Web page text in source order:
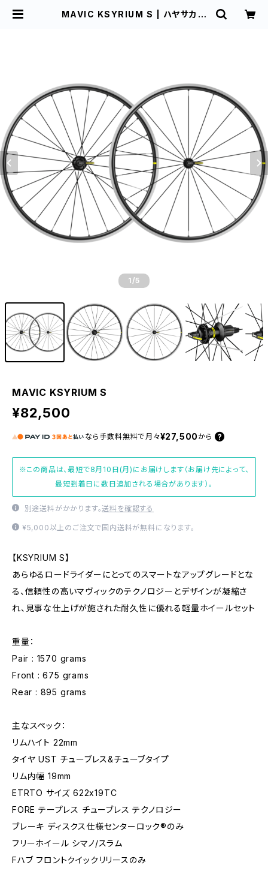
MAVIC KSYRIUM S | ハヤサカサ
1 /5
MAVIC KSYRIUM S
¥82,500
なら 手数料無料で 月々¥27,500 から
※この商品は、最短で8月10日(月)にお届けします（お届け先によって、
最短到着日に数日追加される場合があります）。
別途送料がかかります。送料を確認する
¥5,000以上のご注文で国内送料が無料になります。
【KSYRIUM S】
あらゆるロードライダーにとってのスマートなアップグレードとな
る、信頼性の高いマヴィックのテクノロジーとデザインが凝縮さ
れ、見事な仕上げが施された耐久性に優れる軽量ホイールセット
重量：
Pair : 1570 grams
Front : 675 grams
Rear : 895 grams
主なスペック：
リムハイト 22mm
タイヤ UST チューブレス&チューブタイプ
リム内幅 19mm
ETRTO サイズ 622x19TC
FORE テープレス チューブレス テクノロジー
ブレーキ ディスクス仕様センターロック®のみ
フリーホイール シマノ/スラム
Fハブ フロントクイックリリースのみ